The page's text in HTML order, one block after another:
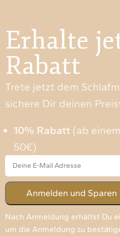
Erhalte
Rabatt
Trete jetzt dem
sichere Dir deinen
10% Rabatt (ab
50€)
Nach Anmeldung erhältst Du
um die Anmeldung zu